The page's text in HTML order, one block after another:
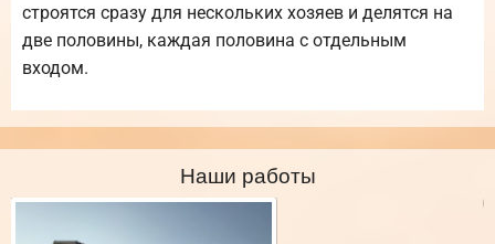
строятся сразу для нескольких хозяев и делятся на
две половины, каждая половина с отдельным
входом.
Наши работы